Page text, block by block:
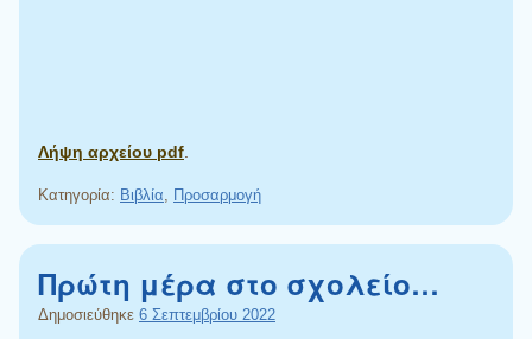
Λήψη αρχείου pdf
Κατηγορία: Βιβλία Προσαρμογή
Πρώτη μέρα στο σχολείο…
Δημοσιεύθηκε 6 Σεπτεμβρίου 2022